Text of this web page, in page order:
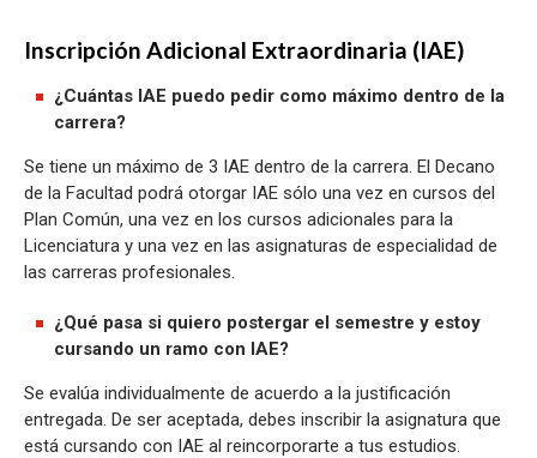
Inscripción Adicional Extraordinaria (IAE)
¿Cuántas IAE puedo pedir como máximo dentro de la
carrera?
Se tiene un máximo de 3 IAE dentro de la carrera. El Decano
de la Facultad podrá otorgar IAE sólo una vez en cursos del
Plan Común, una vez en los cursos adicionales para la
Licenciatura y una vez en las asignaturas de especialidad de
las carreras profesionales.
¿Qué pasa si quiero postergar el semestre y estoy
cursando un ramo con IAE?
Se evalúa individualmente de acuerdo a la justificación
entregada. De ser aceptada, debes inscribir la asignatura que
está cursando con IAE al reincorporarte a tus estudios.